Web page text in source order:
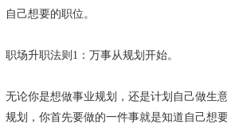
自己想要的职位。
职场升职法则1：万事从规划开始。
无论你是想做事业规划，还是计划自己做生
规划，你首先要做的一件事就是知道自己想